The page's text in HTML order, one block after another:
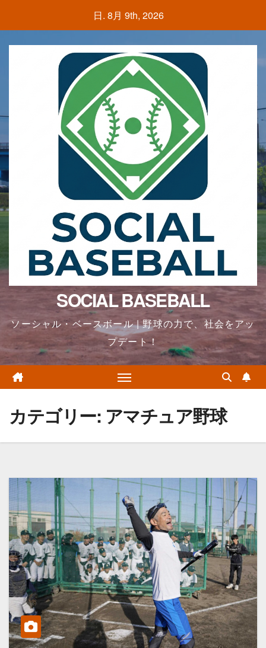
content
日. 8月 9th, 2026
SOCIAL BASEBALL
ソーシャル・ベースボール | 野球の力で、社会をアッ
プデート！
カテゴリー: アマチュア野球